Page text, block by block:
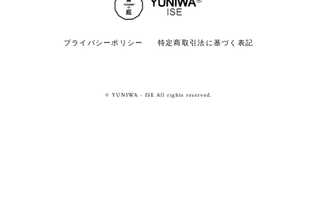
プライバシーポリシー 特定商取引法に基づく表記
© YUNIWA - ISE All rights reserved.